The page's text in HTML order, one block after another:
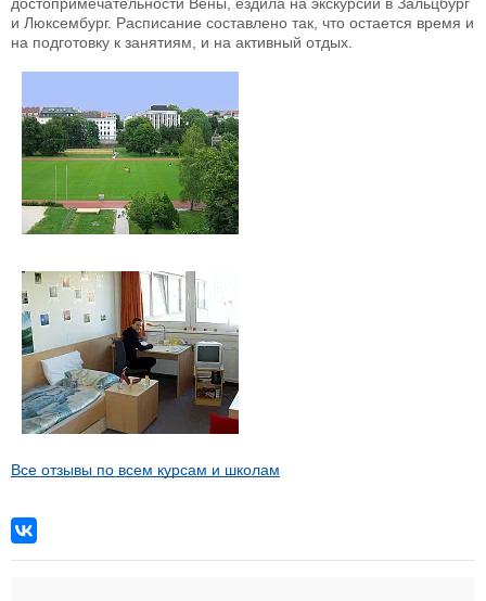
и Люксембург. Расписание составлено так, что остается время и
на подготовку к занятиям, и на активный отдых.
Все отзывы по всем курсам и школам